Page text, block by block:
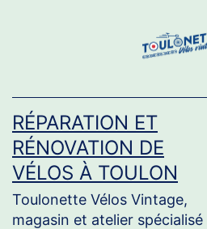
RÉPARATION ET
RÉNOVATION DE
VÉLOS À TOULON
Toulonette Vélos Vintage,
magasin et atelier spécialisé